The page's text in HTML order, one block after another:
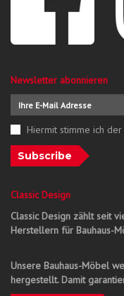
Newsletter abonnieren
Hiermit stimme ich der
Subscribe
Classic Design
Classic Design zählt seit
Herstellern für Bauhaus-
Unsere Bauhaus-Möbel
hergestellt. Damit